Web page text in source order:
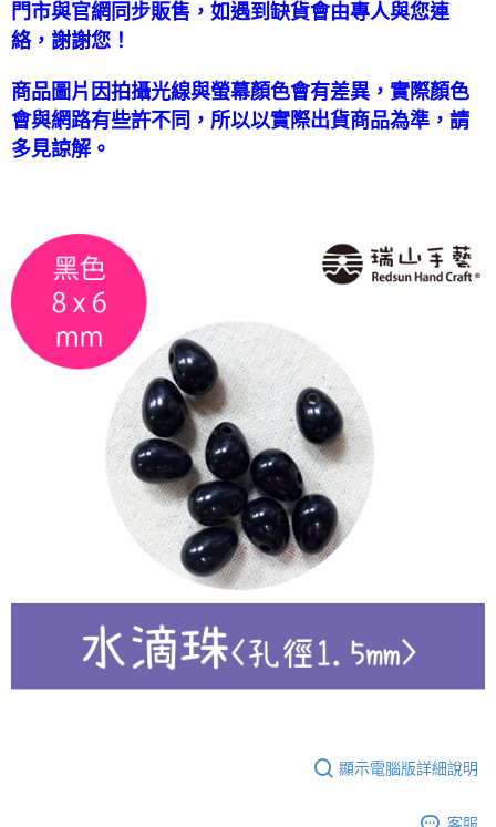
門市與官網同步販售，如遇到缺貨會由專人與您連
絡，謝謝您！
商品圖片因拍攝光線與螢幕顏色會有差異，實際顏色
會與網路有些許不同，所以以實際出貨商品為準，請
多見諒解。
顯示電腦版詳細說明
客服